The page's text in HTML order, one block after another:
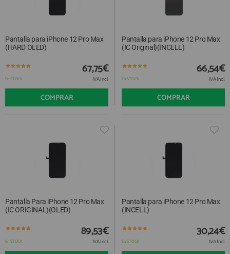
GUÍA DE COMPRA
912 477 744
HORARIO de TIENDA:
Lunes a Viernes 09:30h a 20:00h
También atendemos Whatsapp
info@preciosadictos.com
Pantalla para iPhone 12 Pro Max
(HARD OLED)
En STOCK
67,75€
IVA Incl.
COMPRAR
Pantalla para iPhone 12 Pro Max
(IC Original)(INCELL)
En STOCK
66,54€
IVA Incl.
COMPRAR
Pantalla Para iPhone 12 Pro Max
(IC ORIGINAL)(OLED)
En STOCK
89,53€
IVA Incl.
Pantalla para iPhone 12 Pro Max
(INCELL)
En STOCK
30,24€
IVA Incl.